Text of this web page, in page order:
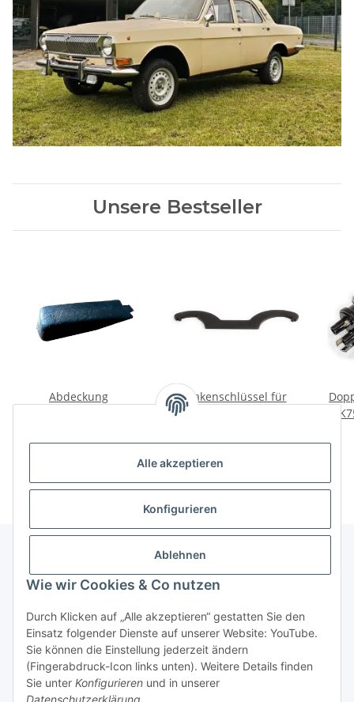
Alle akzeptieren
Konfigurieren
Ablehnen
Wie wir Cookies & Co nutzen
Durch Klicken auf „Alle akzeptieren“ gestatten Sie den
Einsatz folgender Dienste auf unserer Website: YouTube.
Sie können die Einstellung jederzeit ändern
(Fingerabdruck-Icon links unten). Weitere Details finden
Sie unter Konfigurieren und in unserer
Datenschutzerklärung
Unsere Bestseller
Abdeckung
W126
Hakenschlüssel für
Radlager, Kardanglocke
Informationen
Gesetzliche Informationen
Widerrufsbutton